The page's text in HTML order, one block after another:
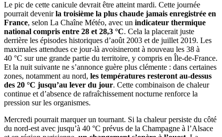
Le pic de cette canicule devrait être atteint mardi. Cette journée
pourrait devenirla troisième la plus chaude jamais enregistrée en
France, selon La Chaîne Météo, avec un indicateur thermique
national compris entre 28 et 28,3 °C. Cela la placerait juste
derrière les épisodes historiques d’août 2003 et de juillet 2019. Les
maximales attendues ce jour-là avoisineront à nouveau les 38 à
40 °C sur une grande partie du territoire, y compris en Île-de-France.
Et la nuit suivante ne s’annonce guère plus clémente : dans certaines
zones, notamment au nord, les températures resteront au-dessus
des 20 °C jusqu’au lever du jour. Cette combinaison de chaleur
continue et d’absence de rafraîchissement nocturne renforce la
pression sur les organismes.
Mercredi pourrait marquer un tournant. Si la chaleur persiste du côté
du nord-est avec jusqu’à 40 °C prévus de la Champagne à l’Alsace